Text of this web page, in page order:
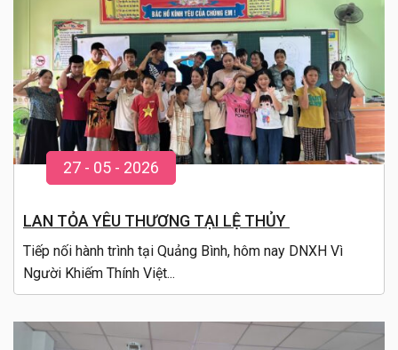
27 - 05 - 2026
LAN TỎA YÊU THƯƠNG TẠI LỆ THỦY
Tiếp nối hành trình tại Quảng Bình, hôm nay DNXH Vì
Người Khiếm Thính Việt...